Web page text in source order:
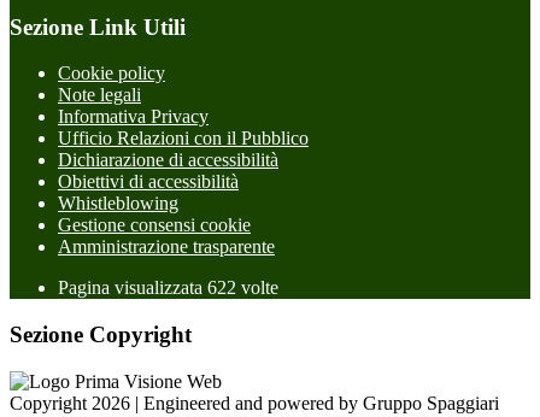
Sezione Link Utili
Cookie policy
Note legali
Informativa Privacy
Ufficio Relazioni con il Pubblico
Dichiarazione di accessibilità
Obiettivi di accessibilità
Whistleblowing
Gestione consensi cookie
Amministrazione trasparente
Pagina visualizzata 622 volte
Sezione Copyright
Copyright 2026 | Engineered and powered by Gruppo Spaggiari